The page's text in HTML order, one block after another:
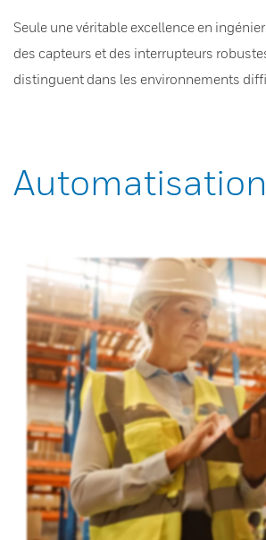
Seule une véritable excellence en
des capteurs et des interrupteurs
distinguent dans les environnements
Automatisation